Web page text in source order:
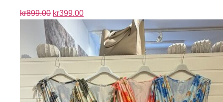
kr899.00 kr399.00